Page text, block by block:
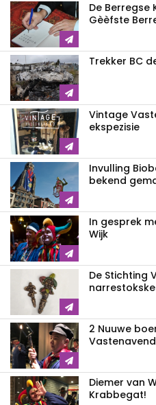
De Berregse
Gèèfste
Trekker BC
Vintage
ekspezisie
Invulling
bekend
In gesprek
Wijk
De Stichting
2 Nuuwe
Vastenavend
Diemer van
Krabbegat!